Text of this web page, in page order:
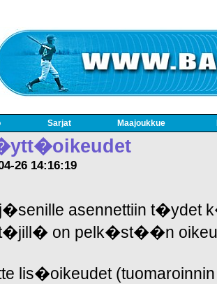
Sarjat Maajoukkue
26 14:16:19
asennettiin t�ydet
on pelk�st��n
lis�oikeudet